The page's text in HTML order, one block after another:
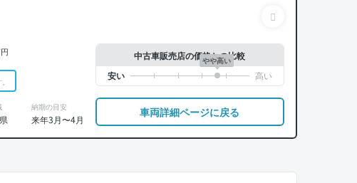
納期の目安
来年3月〜4月
中古車販売店の価格との比較
やや高い
車両詳細ページに戻る